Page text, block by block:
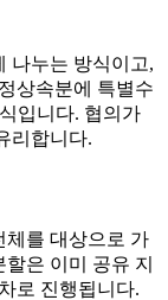
나누는 방식이고,
상속분에 특별수
입니다. 협의가
리합니다.
체를 대상으로 가
은 이미 공유 지
로 진행됩니다.